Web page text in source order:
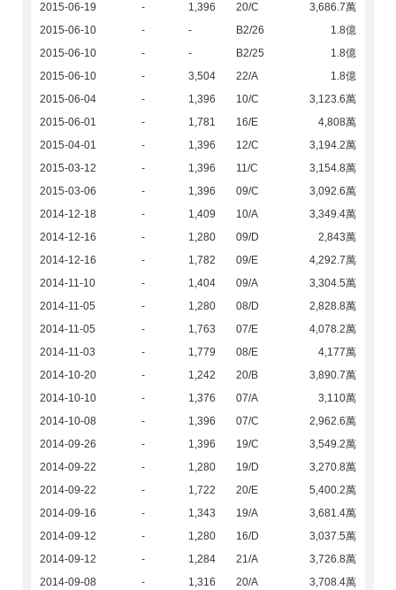
2015-06-19
- 1,396 20/C
3,686.7萬
2015-06-10
- - B2/26
1.8億
2015-06-10
- - B2/25
1.8億
2015-06-10
- 3,504 22/A
1.8億
2015-06-04
- 1,396 10/C
3,123.6萬
2015-06-01
- 1,781 16/E
4,808萬
2015-04-01
- 1,396 12/C
3,194.2萬
2015-03-12
- 1,396 11/C
3,154.8萬
2015-03-06
- 1,396 09/C
3,092.6萬
2014-12-18
- 1,409 10/A
3,349.4萬
2014-12-16
- 1,280 09/D
2,843萬
2014-12-16
- 1,782 09/E
4,292.7萬
2014-11-10
- 1,404 09/A
3,304.5萬
2014-11-05
- 1,280 08/D
2,828.8萬
2014-11-05
- 1,763 07/E
4,078.2萬
2014-11-03
- 1,779 08/E
4,177萬
2014-10-20
- 1,242 20/B
3,890.7萬
2014-10-10
- 1,376 07/A
3,110萬
2014-10-08
- 1,396 07/C
2,962.6萬
2014-09-26
- 1,396 19/C
3,549.2萬
2014-09-22
- 1,280 19/D
3,270.8萬
2014-09-22
- 1,722 20/E
5,400.2萬
2014-09-16
- 1,343 19/A
3,681.4萬
2014-09-12
- 1,280 16/D
3,037.5萬
2014-09-12
- 1,284 21/A
3,726.8萬
2014-09-08
- 1,316 20/A
3,708.4萬